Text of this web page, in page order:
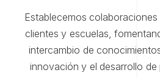
Establecemos
clientes y escuelas,
intercambio de
innovación y el desarrollo